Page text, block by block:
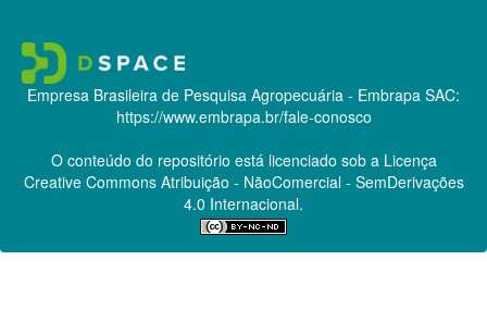
Empresa Brasileira de Pesquisa Agropecuária - Embrapa SAC:
https://www.embrapa.br/fale-conosco
O conteúdo do repositório está licenciado sob a Licença
Creative CommonsAtribuição - NãoComercial - SemDerivações
4.0 Internacional.